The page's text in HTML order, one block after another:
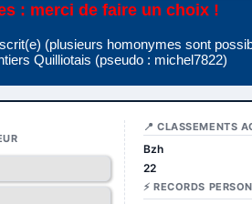
: merci de faire un choix !
(plusieurs homonymes sont
Quilliotais (pseudo : michel7822)
📍 CLASSEMENTS
Bzh
22
⚡ RECORDS